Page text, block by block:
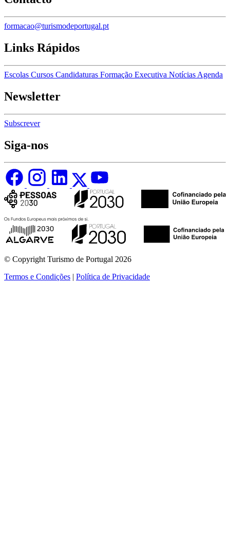
formacao@turismodeportugal.pt
Links Rápidos
Escolas Cursos Candidaturas Formação Executiva Notícias Agenda
Newsletter
Subscrever
Siga-nos
© Copyright Turismo de Portugal 2026
Termos e Condições | Política de Privacidade